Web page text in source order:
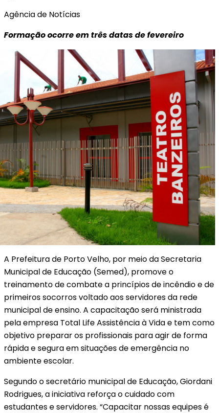
Agência de Notícias
Formação ocorre em três datas de fevereiro
A Prefeitura de Porto Velho, por meio da Secretaria
Municipal de Educação (Semed), promove o
treinamento de combate a princípios de incêndio e de
primeiros socorros voltado aos servidores da rede
municipal de ensino. A capacitação será ministrada
pela empresa Total Life Assistência à Vida e tem como
objetivo preparar os profissionais para agir de forma
rápida e segura em situações de emergência no
ambiente escolar.
Segundo o secretário municipal de Educação, Giordani
Rodrigues, a iniciativa reforça o cuidado com
estudantes e servidores. “Capacitar nossas equipes é